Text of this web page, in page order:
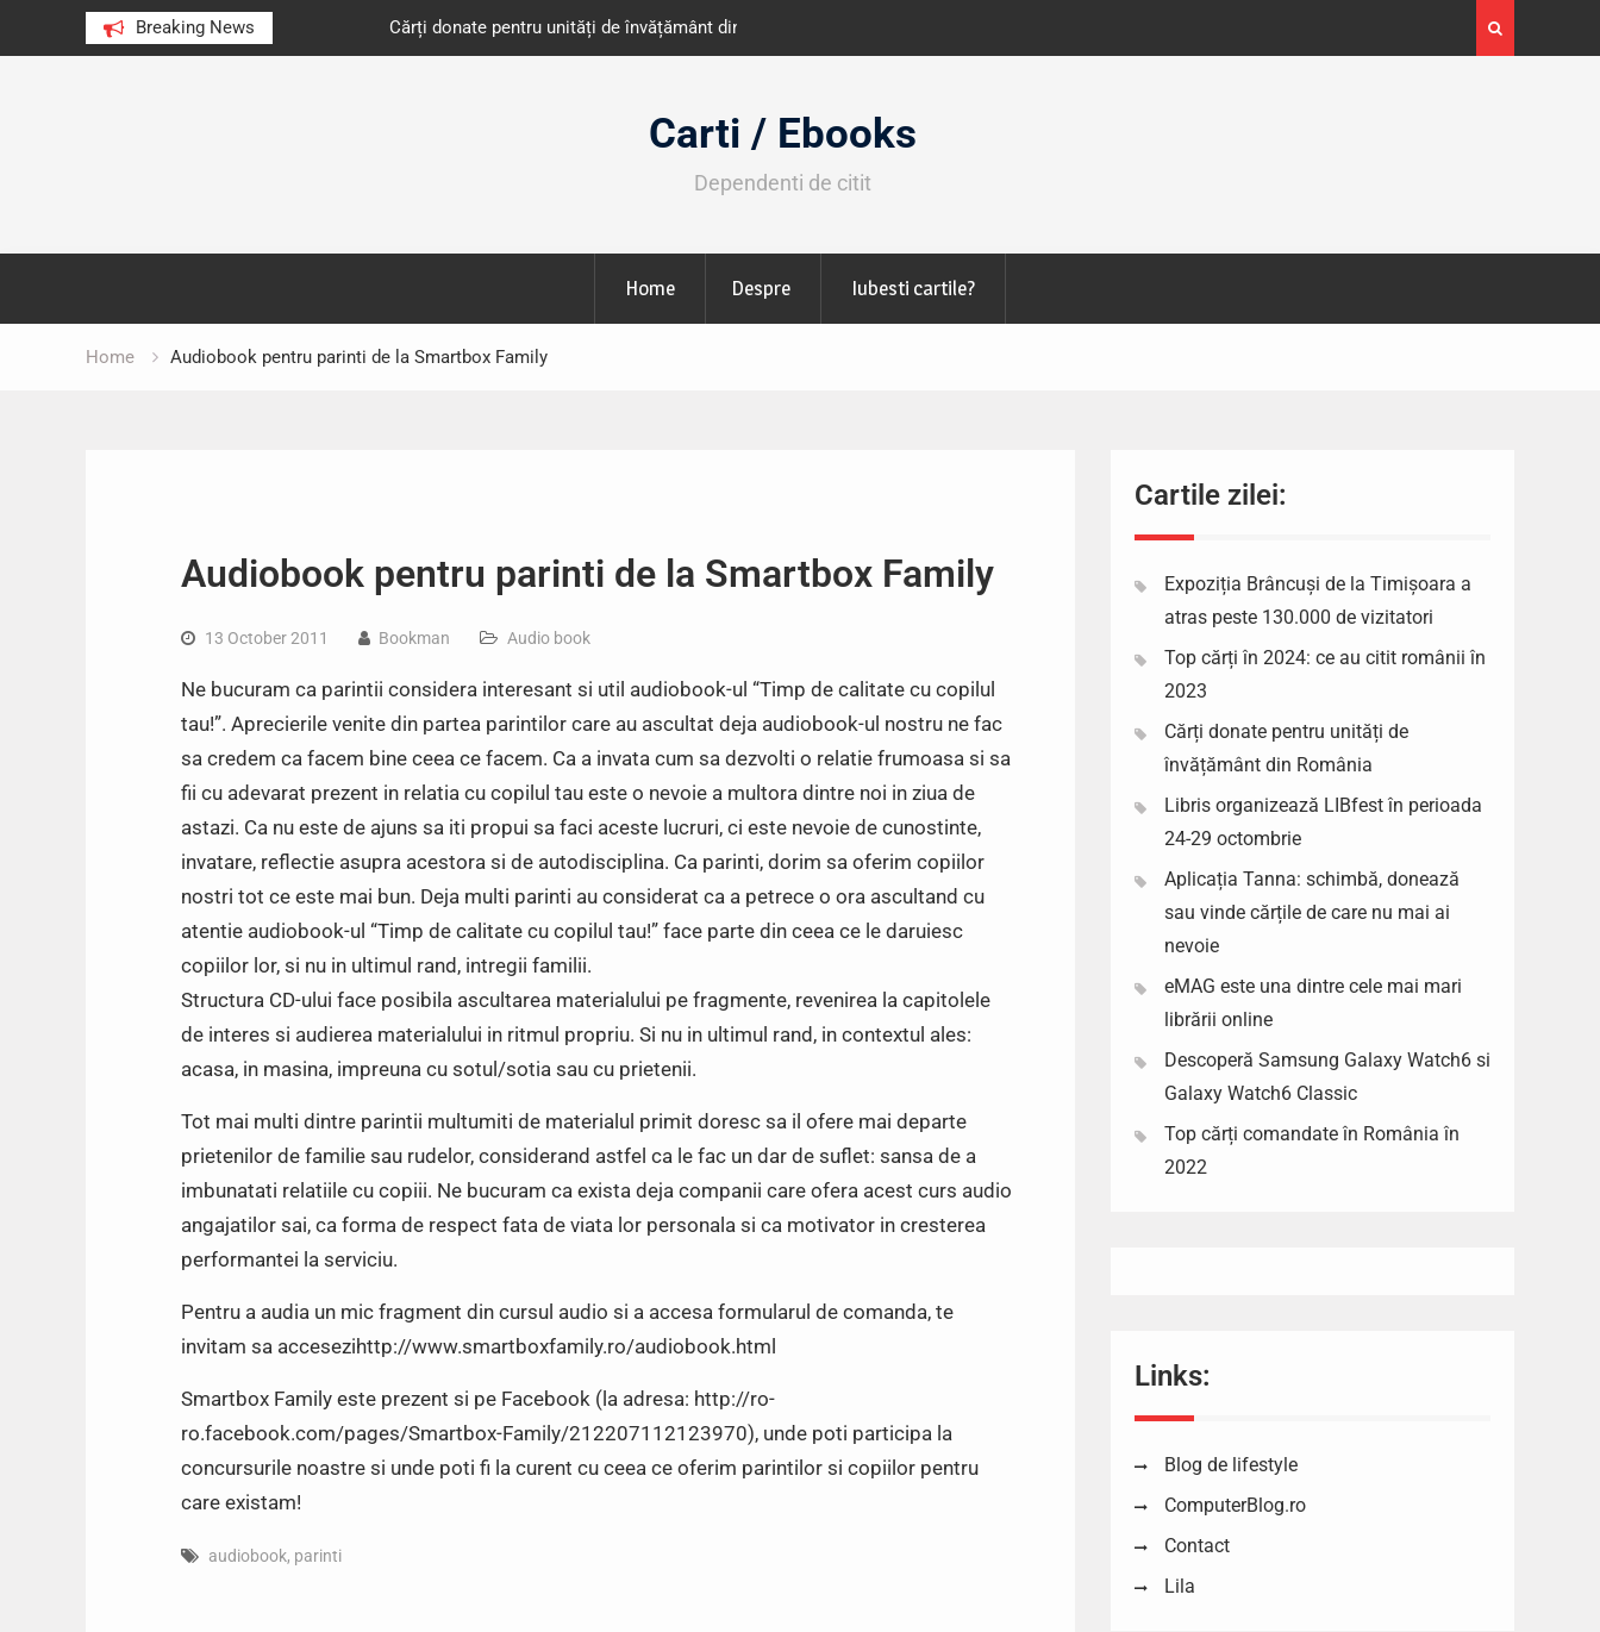
Breaking News
au citit românii în 2023 Cărți donate pentru unități de învățământ din România
octombrie
Expoziția Brâncuși de la Timișoara a atras peste
130.000 de vizitatori
Carti / Ebooks
Dependenti de citit
Home Despre Iubesti cartile?
Home Audiobook pentru parinti de la Smartbox Family
Audiobook pentru parinti de la Smartbox Family
13 October 2011 Bookman Audio book
Ne bucuram ca parintii considera interesant si util audiobook-ul “Timp de calitate cu copilul
tau!”. Aprecierile venite din partea parintilor care au ascultat deja audiobook-ul nostru ne fac
sa credem ca facem bine ceea ce facem. Ca a invata cum sa dezvolti o relatie frumoasa si sa
fii cu adevarat prezent in relatia cu copilul tau este o nevoie a multora dintre noi in ziua de
astazi. Ca nu este de ajuns sa iti propui sa faci aceste lucruri, ci este nevoie de cunostinte,
invatare, reflectie asupra acestora si de autodisciplina. Ca parinti, dorim sa oferim copiilor
nostri tot ce este mai bun. Deja multi parinti au considerat ca a petrece o ora ascultand cu
atentie audiobook-ul “Timp de calitate cu copilul tau!” face parte din ceea ce le daruiesc
copiilor lor, si nu in ultimul rand, intregii familii.
Structura CD-ului face posibila ascultarea materialului pe fragmente, revenirea la capitolele
de interes si audierea materialului in ritmul propriu. Si nu in ultimul rand, in contextul ales:
acasa, in masina, impreuna cu sotul/sotia sau cu prietenii.
Tot mai multi dintre parintii multumiti de materialul primit doresc sa il ofere mai departe
prietenilor de familie sau rudelor, considerand astfel ca le fac un dar de suflet: sansa de a
imbunatati relatiile cu copiii. Ne bucuram ca exista deja companii care ofera acest curs audio
angajatilor sai, ca forma de respect fata de viata lor personala si ca motivator in cresterea
performantei la serviciu.
Pentru a audia un mic fragment din cursul audio si a accesa formularul de comanda, te
invitam sa accesezihttp://www.smartboxfamily.ro/audiobook.html
Smartbox Family este prezent si pe Facebook (la adresa: http://ro-
ro.facebook.com/pages/Smartbox-Family/212207112123970), unde poti participa la
concursurile noastre si unde poti fi la curent cu ceea ce oferim parintilor si copiilor pentru
care existam!
audiobook, parinti
Cartile zilei:
Expoziția Brâncuși de la Timișoara a
atras peste 130.000 de vizitatori
Top cărți în 2024: ce au citit românii în
2023
Cărți donate pentru unități de
învățământ din România
Libris organizează LIBfest în perioada
24-29 octombrie
Aplicația Tanna: schimbă, donează
sau vinde cărțile de care nu mai ai
nevoie
eMAG este una dintre cele mai mari
librării online
Descoperă Samsung Galaxy Watch6 si
Galaxy Watch6 Classic
Top cărți comandate în România în
2022
Links:
Blog de lifestyle
ComputerBlog.ro
Contact
Lila